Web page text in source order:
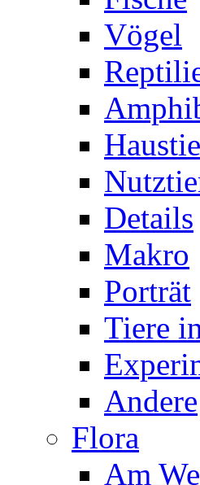
Vögel
Details
Makro
Porträt
Tiere
Andere
Flora
Am